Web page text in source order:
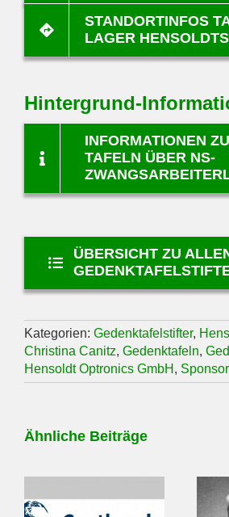
STANDORTINFOS
LAGER
Hintergrund-
INFORMATIONEN
TAFELN ÜBER NS-
ÜBERSICHT ZU
Kategorien: Gedenktafelstifter,
Christina Canitz, Gedenktafeln,
Hensoldt Optronics GmbH , Sponsor
Ähnliche Beiträge